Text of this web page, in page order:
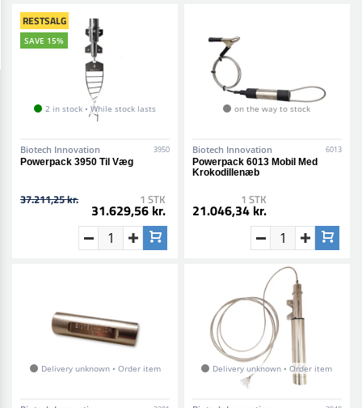
RESTSALG
SAVE 15%
2 in stock • While stock lasts
Biotech Innovation 3950
Powerpack 3950 Til Væg
37.211,25 kr. 1 STK
31.629,56 kr.
on the way to stock
Biotech Innovation 6013
Powerpack 6013 Mobil Med
Krokodillenæb
1 STK
21.046,34 kr.
Delivery unknown • Order item Delivery unknown • Order item